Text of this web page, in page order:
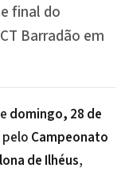
final do
Barradão em
domingo, 28 de
Campeonato
de Ilhéus,